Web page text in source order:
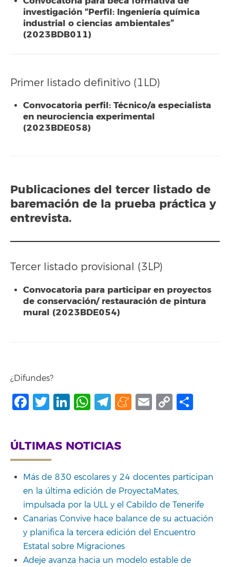
investigación “Perfil: Ingeniería química
industrial o ciencias ambientales”
(2023BDB011)
Primer listado definitivo (1LD)
Convocatoria perfil: Técnico/a especialista
en neurociencia experimental
(2023BDE058)
Publicaciones del tercer listado de
baremación de la prueba práctica y
entrevista.
Tercer listado provisional (3LP)
Convocatoria para participar en proyectos
de conservación/ restauración de pintura
mural (2023BDE054)
¿Difundes?
Facebook
Twitter
LinkedIn
WhatsApp
Telegram
Meneame
Email
Copy
ÚLTIMAS NOTICIAS
Más de 830 escolares y 24 docentes participan
en la última edición de ProyectaMates,
impulsada por la ULL y el Cabildo de Tenerife
Canarias Convive hace balance de su actuación
y planifica la tercera edición del Encuentro
Estatal sobre Migraciones
Adeje avanza hacia un modelo estable de